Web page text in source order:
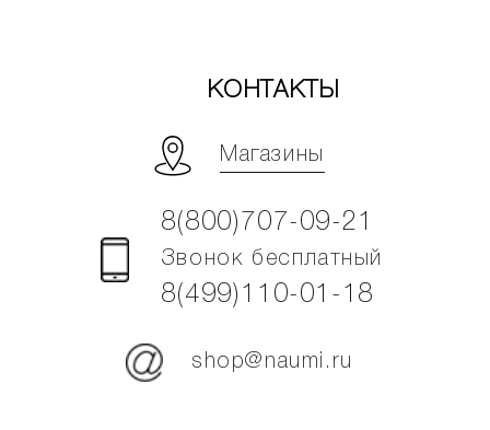
КОНТАКТЫ
Магазины
8(800)707-09-21
Звонок бесплатный
8(499)110-01-18
shop@naumi.ru